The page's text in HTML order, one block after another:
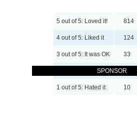
SPONSOR
5 out of 5: Loved it! 814
4 out of 5: Liked it 124
3 out of 5: It was OK 33
2 out of 5: Disliked it 3
1 out of 5: Hated it 10